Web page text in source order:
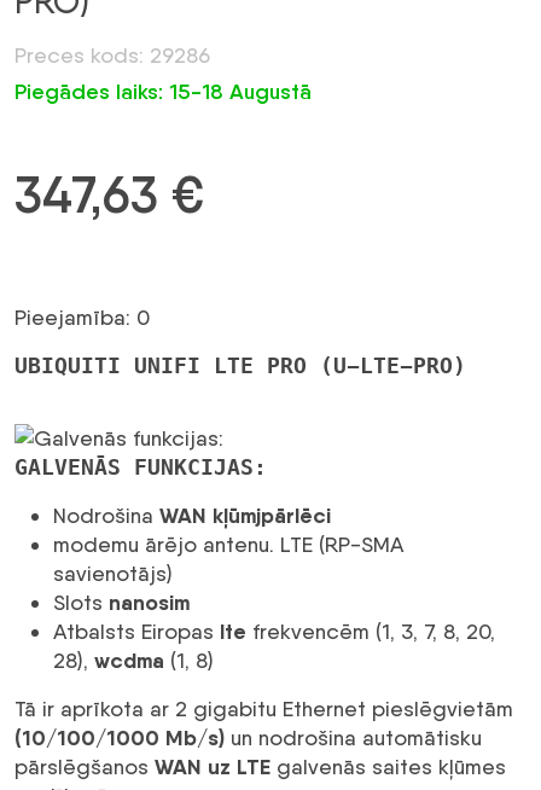
Preces kods: 29286
Piegādes laiks: 15-18 Augustā
347,63 €
Pieejamība: 0
UBIQUITI UNIFI LTE PRO (U-LTE-PRO)
GALVENĀS FUNKCIJAS:
Nodrošina WAN kļūmjpārlēci
modemu ārējo antenu. LTE (RP-SMA
savienotājs)
Slots nanosim
Atbalsts Eiropas lte frekvencēm (1, 3, 7, 8, 20,
28), wcdma (1, 8)
Tā ir aprīkota ar 2 gigabitu Ethernet pieslēgvietām
(10/100/1000 Mb/s) un nodrošina automātisku
pārslēgšanos WAN uz LTE galvenās saites kļūmes